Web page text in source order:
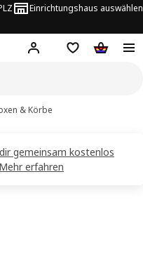
Einrichtungshaus auswählen
Hej! Jetzt anmelden.
Einkaufsliste
& Körbe
gemeinsam kostenlos
erfahren